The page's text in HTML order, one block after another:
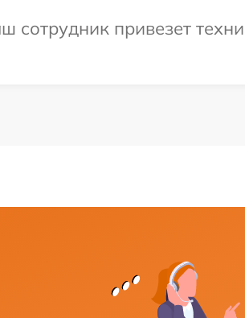
сотрудник привезет